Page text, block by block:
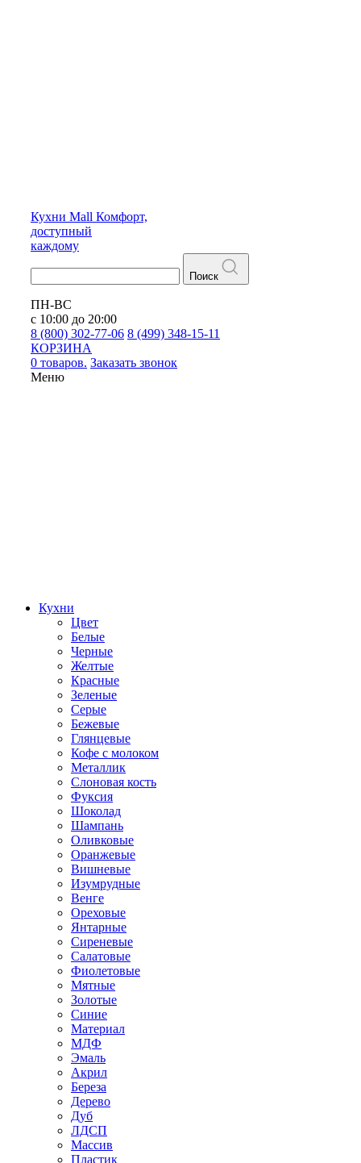
Кухни Mall Комфорт,
доступный
каждому
Поиск
ПН-ВС
с 10:00 до 20:00
8 (800) 302-77-06 8 (499) 348-15-11
КОРЗИНА
0 товаров. Заказать звонок
Меню
Кухни
Цвет
Белые
Черные
Желтые
Красные
Зеленые
Серые
Бежевые
Глянцевые
Кофе с молоком
Металлик
Слоновая кость
Фуксия
Шоколад
Шампань
Оливковые
Оранжевые
Вишневые
Изумрудные
Венге
Ореховые
Янтарные
Сиреневые
Салатовые
Фиолетовые
Мятные
Золотые
Синие
Материал
МДФ
Эмаль
Акрил
Береза
Дерево
Дуб
ЛДСП
Массив
Пластик